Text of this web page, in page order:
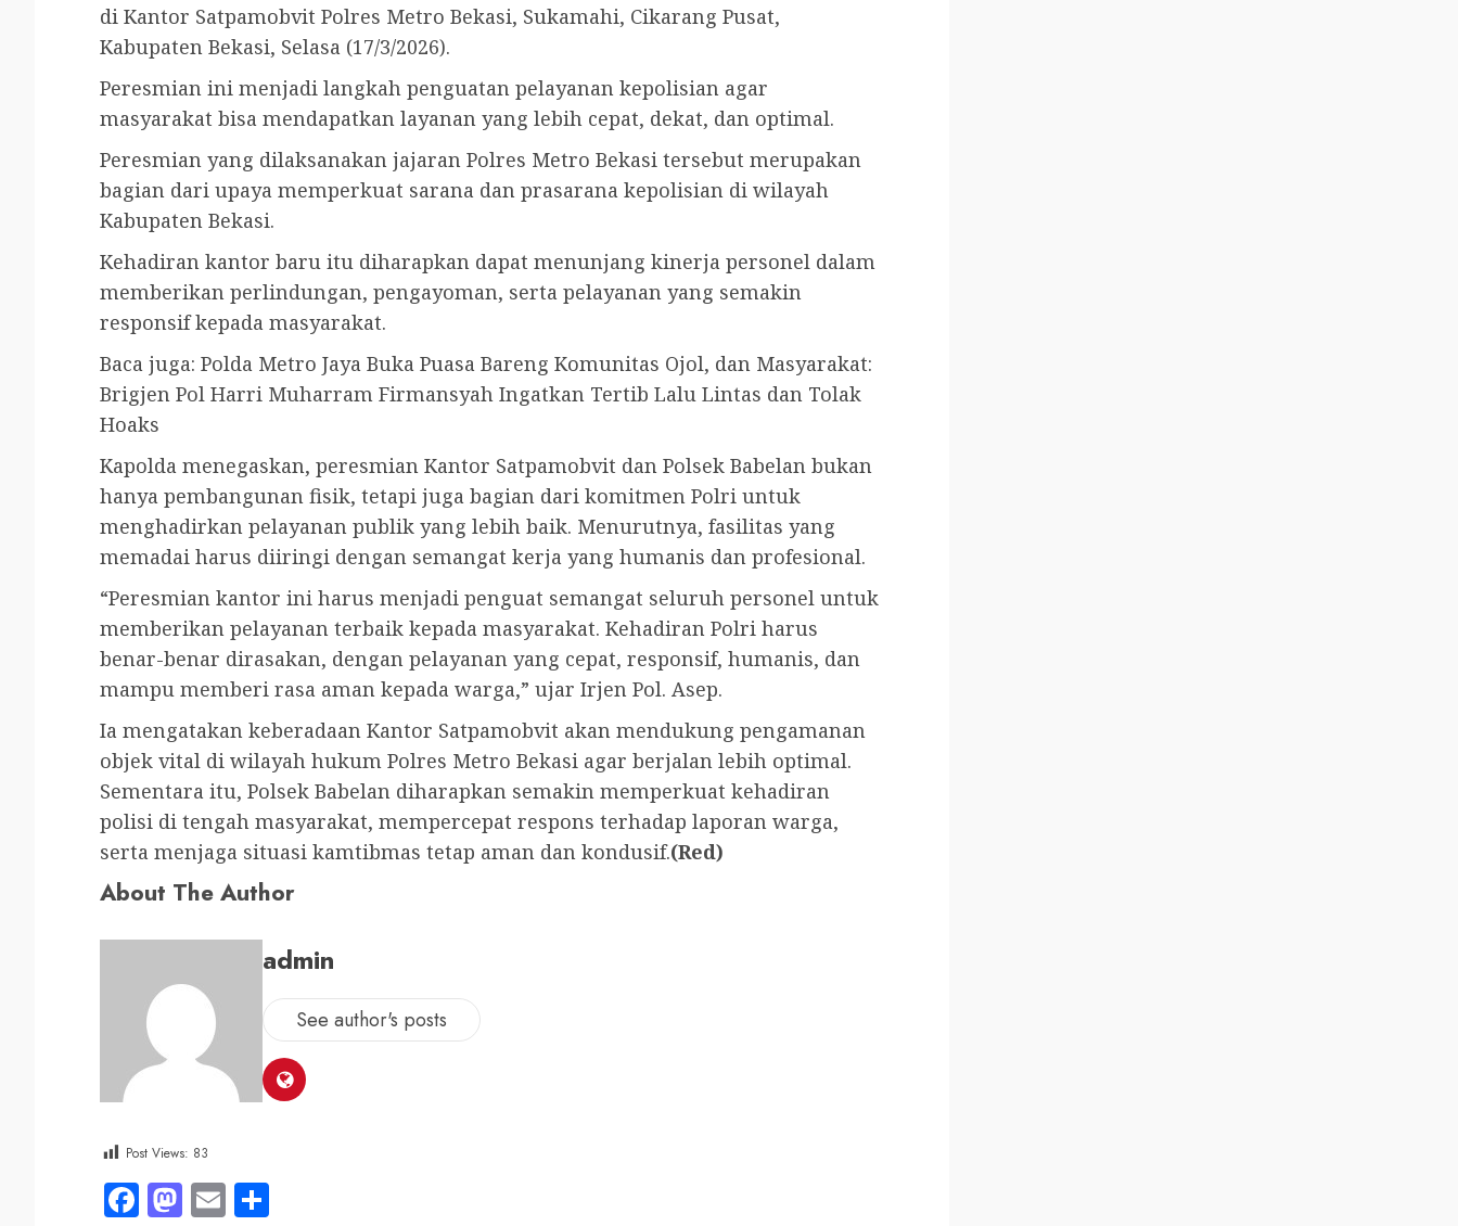
di Kantor Satpamobvit Polres Metro Bekasi, Sukamahi, Cikarang Pusat,
Kabupaten Bekasi, Selasa (17/3/2026).
Peresmian ini menjadi langkah penguatan pelayanan kepolisian agar
masyarakat bisa mendapatkan layanan yang lebih cepat, dekat, dan optimal.
Peresmian yang dilaksanakan jajaran Polres Metro Bekasi tersebut merupakan
bagian dari upaya memperkuat sarana dan prasarana kepolisian di wilayah
Kabupaten Bekasi.
Kehadiran kantor baru itu diharapkan dapat menunjang kinerja personel dalam
memberikan perlindungan, pengayoman, serta pelayanan yang semakin
responsif kepada masyarakat.
Baca juga: Polda Metro Jaya Buka Puasa Bareng Komunitas Ojol, dan Masyarakat:
Brigjen Pol Harri Muharram Firmansyah Ingatkan Tertib Lalu Lintas dan Tolak
Hoaks
Kapolda menegaskan, peresmian Kantor Satpamobvit dan Polsek Babelan bukan
hanya pembangunan fisik, tetapi juga bagian dari komitmen Polri untuk
menghadirkan pelayanan publik yang lebih baik. Menurutnya, fasilitas yang
memadai harus diiringi dengan semangat kerja yang humanis dan profesional.
“Peresmian kantor ini harus menjadi penguat semangat seluruh personel untuk
memberikan pelayanan terbaik kepada masyarakat. Kehadiran Polri harus
benar-benar dirasakan, dengan pelayanan yang cepat, responsif, humanis, dan
mampu memberi rasa aman kepada warga,” ujar Irjen Pol. Asep.
Ia mengatakan keberadaan Kantor Satpamobvit akan mendukung pengamanan
objek vital di wilayah hukum Polres Metro Bekasi agar berjalan lebih optimal.
Sementara itu, Polsek Babelan diharapkan semakin memperkuat kehadiran
polisi di tengah masyarakat, mempercepat respons terhadap laporan warga,
serta menjaga situasi kamtibmas tetap aman dan kondusif.(Red)
About The Author
admin
See author's posts
Post Views: 83
Facebook
Mastodon
Email